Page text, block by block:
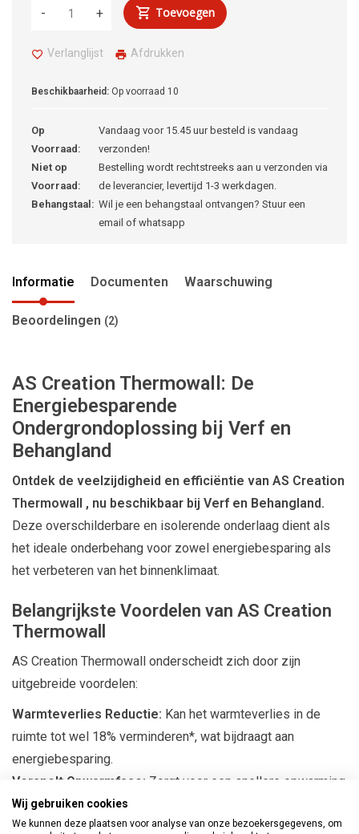
+
- Toevoegen
Verlanglijst Afdrukken
Beschikbaarheid: Op voorraad 10
Op
Voorraad:
Vandaag voor 15.45 uur besteld is vandaag
verzonden!
Niet op
Voorraad:
Bestelling wordt rechtstreeks aan u verzonden via
de leverancier, levertijd 1-3 werkdagen.
Behangstaal: Wil je een behangstaal ontvangen? Stuur een
email of whatsapp
Informatie Documenten Waarschuwing
Beoordelingen (2)
AS Creation Thermowall: De
Energiebesparende
Ondergrondoplossing bij Verf en
Behangland
Ontdek de veelzijdigheid en efficiëntie van AS Creation
Thermowall , nu beschikbaar bij Verf en Behangland.
Deze overschilderbare en isolerende onderlaag dient als
het ideale onderbehang voor zowel energiebesparing als
het verbeteren van het binnenklimaat.
Belangrijkste Voordelen van AS Creation
Thermowall
AS Creation Thermowall onderscheidt zich door zijn
uitgebreide voordelen:
Warmteverlies Reductie: Kan het warmteverlies in de
ruimte tot wel 18% verminderen*, wat bijdraagt aan
energiebesparing.
Versnelt Opwarmfase: Zorgt voor een snellere opwarming
van de ruimte*.
Warmere Oppervlakken:Maakt oppervlakken merkbaar
Wij gebruiken cookies
We kunnen deze plaatsen voor analyse van onze bezoekersgegevens, om